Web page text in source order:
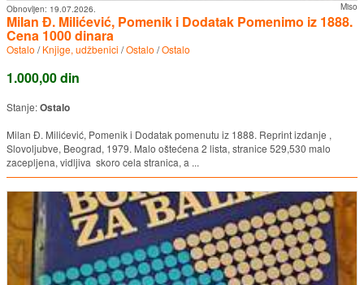
Miso
Obnovljen: 19.07.2026.
Milan Đ. Milićević, Pomenik i Dodatak Pomenimo iz 1888.
Cena 1000 dinara
Ostalo /Knjige, udžbenici /Ostalo /Ostalo
1.000,00 din
Stanje:Ostalo
Milan Đ. Milićević, Pomenik i Dodatak pomenutu iz 1888. Reprint izdanje ,
Slovoljubve, Beograd, 1979. Malo oštećena 2 lista, stranice 529,530 malo
zacepljena, vidljiva skoro cela stranica, a ...